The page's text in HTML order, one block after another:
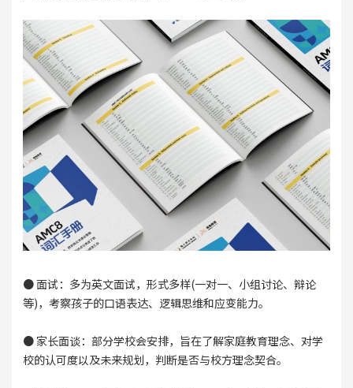
● 面试：多为英文面试，形式多样(一对一、小组讨论、辩论
等)，考察孩子的口语表达、逻辑思维和应变能力。
● 家长面谈：部分学校会安排，旨在了解家庭教育理念、对学
校的认可度以及未来规划，判断是否与校方理念契合。